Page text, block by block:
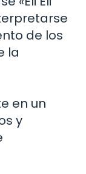
de los
la
en un
y